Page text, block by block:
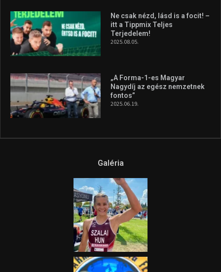
Ne csak nézd, lásd is a focit! –
itt a Tippmix Teljes
Terjedelem!
2025.08.05.
„A Forma-1-es Magyar
Nagydíj az egész nemzetnek
fontos”
2025.06.19.
Galéria